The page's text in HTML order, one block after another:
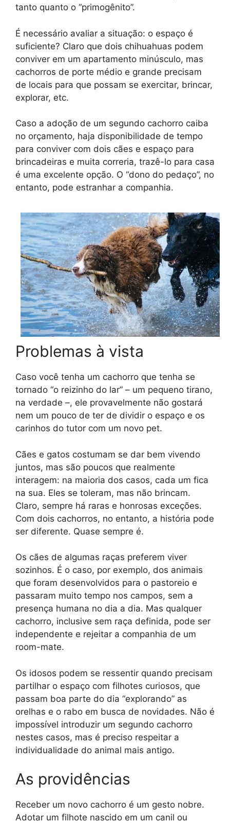
tanto quanto o “primogênito”.
É necessário avaliar a situação: o espaço é
suficiente? Claro que dois chihuahuas podem
conviver em um apartamento minúsculo, mas
cachorros de porte médio e grande precisam
de locais para que possam se exercitar, brincar,
explorar, etc.
Caso a adoção de um segundo cachorro caiba
no orçamento, haja disponibilidade de tempo
para conviver com dois cães e espaço para
brincadeiras e muita correria, trazê-lo para casa
é uma excelente opção. O “dono do pedaço”, no
entanto, pode estranhar a companhia.
Problemas à vista
Caso você tenha um cachorro que tenha se
tornado “o reizinho do lar” – um pequeno tirano,
na verdade –, ele provavelmente não gostará
nem um pouco de ter de dividir o espaço e os
carinhos do tutor com um novo pet.
Cães e gatos costumam se dar bem vivendo
juntos, mas são poucos que realmente
interagem: na maioria dos casos, cada um fica
na sua. Eles se toleram, mas não brincam.
Claro, sempre há raras e honrosas exceções.
Com dois cachorros, no entanto, a história pode
ser diferente. Quase sempre é.
Os cães de algumas raças preferem viver
sozinhos. É o caso, por exemplo, dos animais
que foram desenvolvidos para o pastoreio e
passaram muito tempo nos campos, sem a
presença humana no dia a dia. Mas qualquer
cachorro, inclusive sem raça definida, pode ser
independente e rejeitar a companhia de um
room-mate.
Os idosos podem se ressentir quando precisam
partilhar o espaço com filhotes curiosos, que
passam boa parte do dia “explorando” as
orelhas e o rabo em busca de novidades. Não é
impossível introduzir um segundo cachorro
nestes casos, mas é preciso respeitar a
individualidade do animal mais antigo.
As providências
Receber um novo cachorro é um gesto nobre.
Adotar um filhote nascido em um canil ou